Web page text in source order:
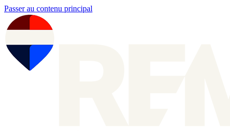
Passer au contenu principal